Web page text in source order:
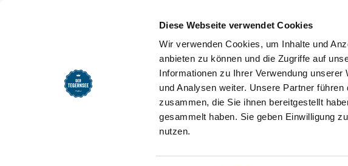
Diese Webseite verwendet Cookies
Wir verwenden Cookies, um Inhalte und
anbieten zu können und die Zugriffe auf
Informationen zu Ihrer Verwendung
und Analysen weiter. Unsere Partner
zusammen, die Sie ihnen bereitgestellt
gesammelt haben. Sie geben Einwilligung
nutzen.
Landhaus
Ab 100,00 € Verfügbarkeit prüfen